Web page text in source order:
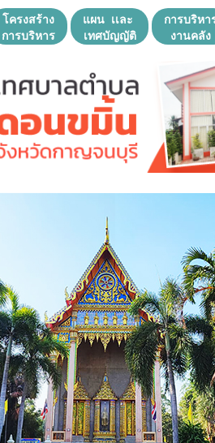
โครงสร้าง
การบริหาร
แผน เเละ
เทศบัญญัติ
การบริหา
งานคลัง